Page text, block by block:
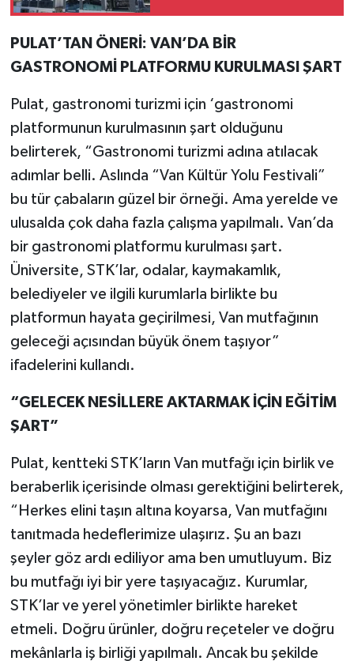
PULAT’TAN ÖNERİ: VAN’DA BİR
GASTRONOMİ PLATFORMU KURULMASI ŞART
Pulat, gastronomi turizmi için ‘gastronomi
platformunun kurulmasının şart olduğunu
belirterek, “Gastronomi turizmi adına atılacak
adımlar belli. Aslında “Van Kültür Yolu Festivali”
bu tür çabaların güzel bir örneği. Ama yerelde ve
ulusalda çok daha fazla çalışma yapılmalı. Van’da
bir gastronomi platformu kurulması şart.
Üniversite, STK’lar, odalar, kaymakamlık,
belediyeler ve ilgili kurumlarla birlikte bu
platformun hayata geçirilmesi, Van mutfağının
geleceği açısından büyük önem taşıyor”
ifadelerini kullandı.
“GELECEK NESİLLERE AKTARMAK İÇİN EĞİTİM
ŞART”
Pulat, kentteki STK’ların Van mutfağı için birlik ve
beraberlik içerisinde olması gerektiğini belirterek,
“Herkes elini taşın altına koyarsa, Van mutfağını
tanıtmada hedeflerimize ulaşırız. Şu an bazı
şeyler göz ardı ediliyor ama ben umutluyum. Biz
bu mutfağı iyi bir yere taşıyacağız. Kurumlar,
STK’lar ve yerel yönetimler birlikte hareket
etmeli. Doğru ürünler, doğru reçeteler ve doğru
mekânlarla iş birliği yapılmalı. Ancak bu şekilde